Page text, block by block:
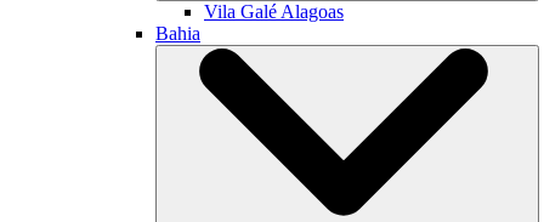
Vila Galé Alagoas
Bahia